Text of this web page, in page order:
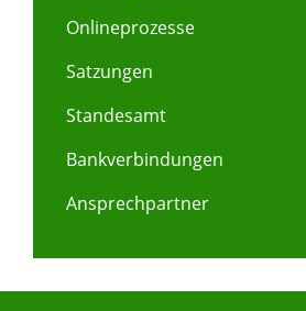
Onlineprozesse
Satzungen
Standesamt
Bankverbindungen
Ansprechpartner